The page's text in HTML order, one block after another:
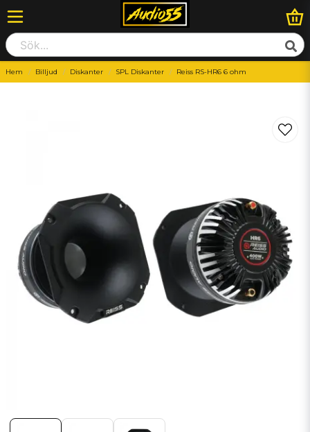
Hem Billjud Diskanter SPL Diskanter Reiss RS-HR6 6 ohm